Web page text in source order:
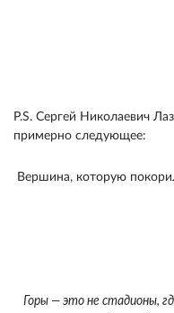
P.S. Сергей Николаевич
примерно следующее:
Вершина, которую
Горы — это не стадионы,